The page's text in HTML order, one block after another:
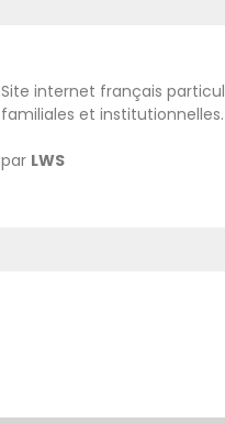
Site internet français
familiales et institutionnelles.
par LWS